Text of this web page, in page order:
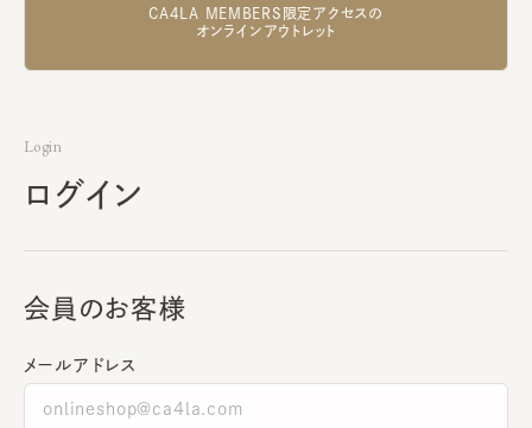
CA4LA MEMBERS限定アクセスの
オンラインアウトレット
Login
ログイン
会員のお客様
メールアドレス